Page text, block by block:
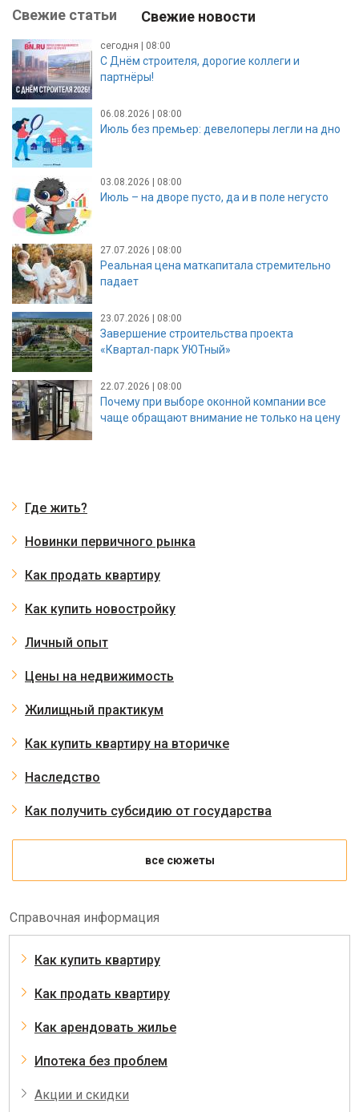
Свежие статьи Свежие новости
сегодня | 08:00
С Днём строителя, дорогие коллеги и
партнёры!
06.08.2026 | 08:00
Июль без премьер: девелоперы легли на дно
03.08.2026 | 08:00
Июль – на дворе пусто, да и в поле негусто
27.07.2026 | 08:00
Реальная цена маткапитала стремительно
падает
23.07.2026 | 08:00
Завершение строительства проекта
«Квартал-парк УЮТный»
22.07.2026 | 08:00
Почему при выборе оконной компании все
чаще обращают внимание не только на цену
Где жить?
Новинки первичного рынка
Как продать квартиру
Как купить новостройку
Личный опыт
Цены на недвижимость
Жилищный практикум
Как купить квартиру на вторичке
Наследство
Как получить субсидию от государства
все сюжеты
Справочная информация
Как купить квартиру
Как продать квартиру
Как арендовать жилье
Ипотека без проблем
Акции и скидки